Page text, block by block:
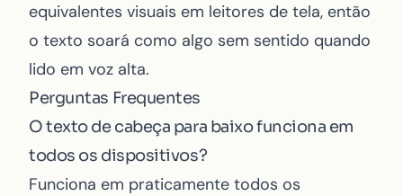
equivalentes visuais em leitores de tela, então
o texto soará como algo sem sentido quando
lido em voz alta.
Perguntas Frequentes
O texto de cabeça para baixo funciona em
todos os dispositivos?
Funciona em praticamente todos os